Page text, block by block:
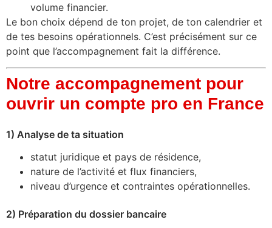
volume financier.
Le bon choix dépend de ton projet, de ton calendrier et
de tes besoins opérationnels. C’est précisément sur ce
point que l’accompagnement fait la différence.
Notre accompagnement pour
ouvrir un compte pro en France
1) Analyse de ta situation
statut juridique et pays de résidence,
nature de l’activité et flux financiers,
niveau d’urgence et contraintes opérationnelles.
2) Préparation du dossier bancaire